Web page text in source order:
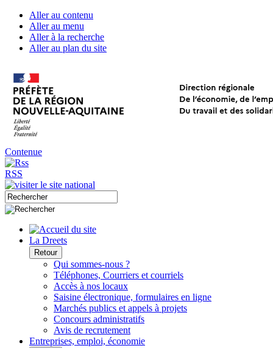
Aller au contenu
Aller au menu
Aller à la recherche
Aller au plan du site
Contenue
RSS
La Dreets
Retour
Qui sommes-nous ?
Téléphones, Courriers et courriels
Accès à nos locaux
Saisine électronique, formulaires en ligne
Marchés publics et appels à projets
Concours administratifs
Avis de recrutement
Entreprises, emploi, économie